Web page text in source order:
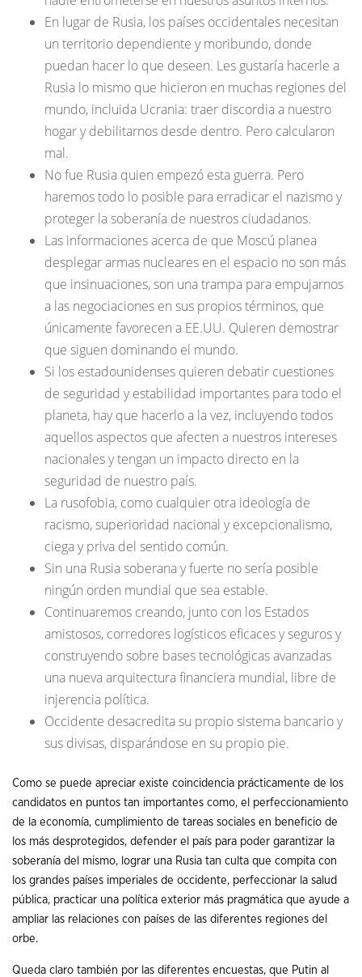
En lugar de Rusia, los países occidentales necesitan
un territorio dependiente y moribundo, donde
puedan hacer lo que deseen. Les gustaría hacerle a
Rusia lo mismo que hicieron en muchas regiones del
mundo, incluida Ucrania: traer discordia a nuestro
hogar y debilitarnos desde dentro. Pero calcularon
mal.
No fue Rusia quien empezó esta guerra. Pero
haremos todo lo posible para erradicar el nazismo y
proteger la soberanía de nuestros ciudadanos.
Las informaciones acerca de que Moscú planea
desplegar armas nucleares en el espacio no son más
que insinuaciones, son una trampa para empujarnos
a las negociaciones en sus propios términos, que
únicamente favorecen a EE.UU. Quieren demostrar
que siguen dominando el mundo.
Si los estadounidenses quieren debatir cuestiones
de seguridad y estabilidad importantes para todo el
planeta, hay que hacerlo a la vez, incluyendo todos
aquellos aspectos que afecten a nuestros intereses
nacionales y tengan un impacto directo en la
seguridad de nuestro país.
La rusofobia, como cualquier otra ideología de
racismo, superioridad nacional y excepcionalismo,
ciega y priva del sentido común.
Sin una Rusia soberana y fuerte no sería posible
ningún orden mundial que sea estable.
Continuaremos creando, junto con los Estados
amistosos, corredores logísticos eficaces y seguros y
construyendo sobre bases tecnológicas avanzadas
una nueva arquitectura financiera mundial, libre de
injerencia política.
Occidente desacredita su propio sistema bancario y
sus divisas, disparándose en su propio pie.
Como se puede apreciar existe coincidencia prácticamente de los
candidatos en puntos tan importantes como, el perfeccionamiento
de la economía, cumplimiento de tareas sociales en beneficio de
los más desprotegidos, defender el país para poder garantizar la
soberanía del mismo, lograr una Rusia tan culta que compita con
los grandes países imperiales de occidente, perfeccionar la salud
pública, practicar una política exterior más pragmática que ayude a
ampliar las relaciones con países de las diferentes regiones del
orbe.
Queda claro también por las diferentes encuestas, que Putin al